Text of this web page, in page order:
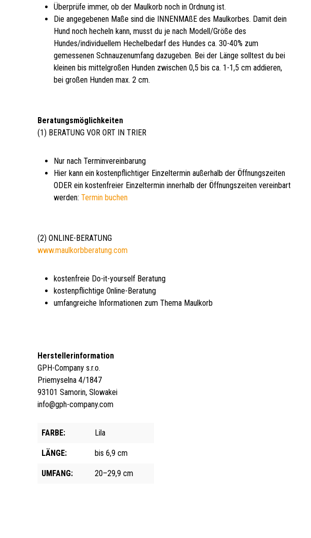
Überprüfe immer, ob der Maulkorb noch in Ordnung ist.
Die angegebenen Maße sind die INNENMAßE des Maulkorbes. Damit dein
Hund noch hecheln kann, musst du je nach Modell/Größe des
Hundes/individuellem Hechelbedarf des Hundes ca. 30-40% zum
gemessenen Schnauzenumfang dazugeben. Bei der Länge solltest du bei
kleinen bis mittelgroßen Hunden zwischen 0,5 bis ca. 1-1,5 cm addieren,
bei großen Hunden max. 2 cm.
Beratungsmöglichkeiten
(1) BERATUNG VOR ORT IN TRIER
Nur nach Terminvereinbarung
Hier kann ein kostenpflichtiger Einzeltermin außerhalb der Öffnungszeiten
ODER ein kostenfreier Einzeltermin innerhalb der Öffnungszeiten vereinbart
werden: Termin buchen
(2) ONLINE-BERATUNG
www.maulkorbberatung.com
kostenfreie Do-it-yourself Beratung
kostenpflichtige Online-Beratung
umfangreiche Informationen zum Thema Maulkorb
Herstellerinformation
GPH-Company s.r.o.
Priemyselna 4/1847
93101 Samorin, Slowakei
info@gph-company.com
FARBE: Lila
LÄNGE: bis 6,9 cm
UMFANG: 20–29,9 cm